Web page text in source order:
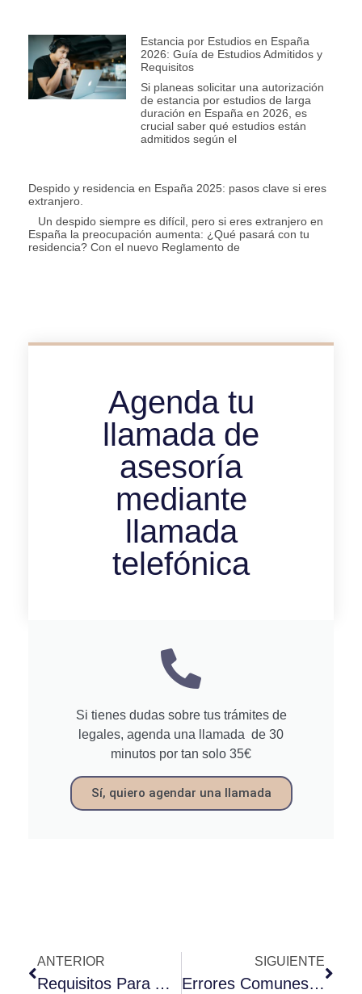
Estancia por Estudios en España
2026: Guía de Estudios Admitidos y
Requisitos
Si planeas solicitar una autorización
de estancia por estudios de larga
duración en España en 2026, es
crucial saber qué estudios están
admitidos según el
Despido y residencia en España 2025: pasos clave si eres
extranjero.
Un despido siempre es difícil, pero si eres extranjero en
España la preocupación aumenta: ¿Qué pasará con tu
residencia? Con el nuevo Reglamento de
Agenda tu
llamada de
asesoría
mediante
llamada
telefónica
Si tienes dudas sobre tus trámites de
legales, agenda una llamada de 30
minutos por tan solo 35€
Sí, quiero agendar una llamada
ANTERIOR
Requisitos Para Arraigo Social En El 2025
SIGUIENTE
Errores Comunes Al Solicitar Un Arraigo Social En España